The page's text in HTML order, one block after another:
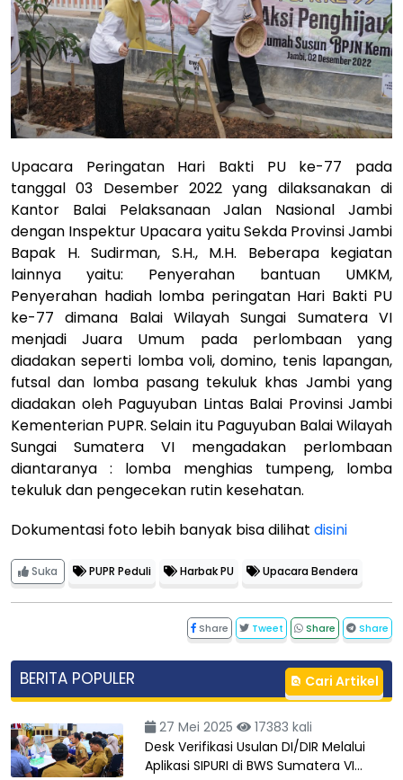
Upacara Peringatan Hari Bakti PU ke-77 pada
tanggal 03 Desember 2022 yang dilaksanakan di
Kantor Balai Pelaksanaan Jalan Nasional Jambi
dengan Inspektur Upacara yaitu Sekda Provinsi Jambi
Bapak H. Sudirman, S.H., M.H. Beberapa kegiatan
lainnya yaitu: Penyerahan bantuan UMKM,
Penyerahan hadiah lomba peringatan Hari Bakti PU
ke-77 dimana Balai Wilayah Sungai Sumatera VI
menjadi Juara Umum pada perlombaan yang
diadakan seperti lomba voli, domino, tenis lapangan,
futsal dan lomba pasang tekuluk khas Jambi yang
diadakan oleh Paguyuban Lintas Balai Provinsi Jambi
Kementerian PUPR. Selain itu Paguyuban Balai Wilayah
Sungai Sumatera VI mengadakan perlombaan
diantaranya : lomba menghias tumpeng, lomba
tekuluk dan pengecekan rutin kesehatan.
Dokumentasi foto lebih banyak bisa dilihat disini
Suka PUPR Peduli Harbak PU Upacara Bendera
Share Tweet Share Share
BERITA POPULER Cari Artikel
27 Mei 2025
17383 kali
Desk Verifikasi Usulan DI/DIR Melalui
Aplikasi SIPURI di BWS Sumatera VI…